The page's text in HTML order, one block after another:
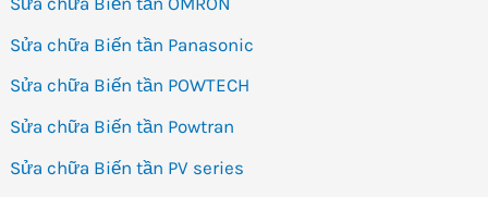
Sửa chữa Biến tần Panasonic
Sửa chữa Biến tần POWTECH
Sửa chữa Biến tần Powtran
Sửa chữa Biến tần PV series